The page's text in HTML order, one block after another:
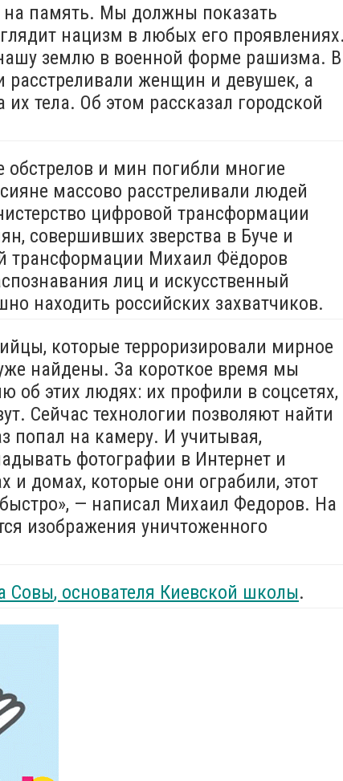
на память. Мы должны показать
нацизм в любых его проявлениях.
землю в военной форме рашизма. В
расстреливали женщин и девушек, а
тела. Об этом рассказал городской
обстрелов и мин погибли многие
массово расстреливали людей
цифровой трансформации
совершивших зверства в Буче и
трансформации Михаил Фёдоров
лиц и искусственный
находить российских захватчиков.
которые терроризировали мирное
найдены. За короткое время мы
об этих людях: их профили в соцсетях,
Сейчас технологии позволяют найти
попал на камеру. И учитывая,
фотографии в Интернет и
и домах, которые они ограбили, этот
— написал Михаил Федоров. На
изображения уничтоженного
Совы, основателя Киевской школы.